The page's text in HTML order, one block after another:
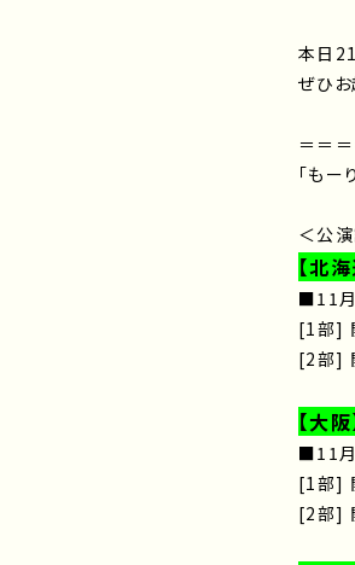
本日
ぜひお
＝＝
「もー
＜公
【北
■11
[1部]
[2部]
【大
■11
[1部]
[2部]